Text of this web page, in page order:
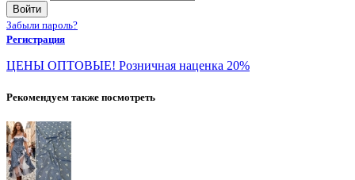
Войти
Забыли пароль?
Регистрация
ЦЕНЫ ОПТОВЫЕ! Розничная наценка 20%
Рекомендуем также посмотреть